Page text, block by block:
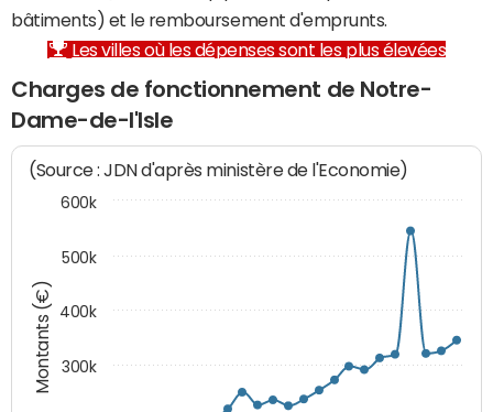
bâtiments) et le remboursement d'emprunts.
Les villes où les dépenses sont les plus élevées
Charges de fonctionnement de Notre-
Dame-de-l'Isle
Montants (€)
(Source : JDN d'après ministère de l'Economie)
300k
400k
500k
600k